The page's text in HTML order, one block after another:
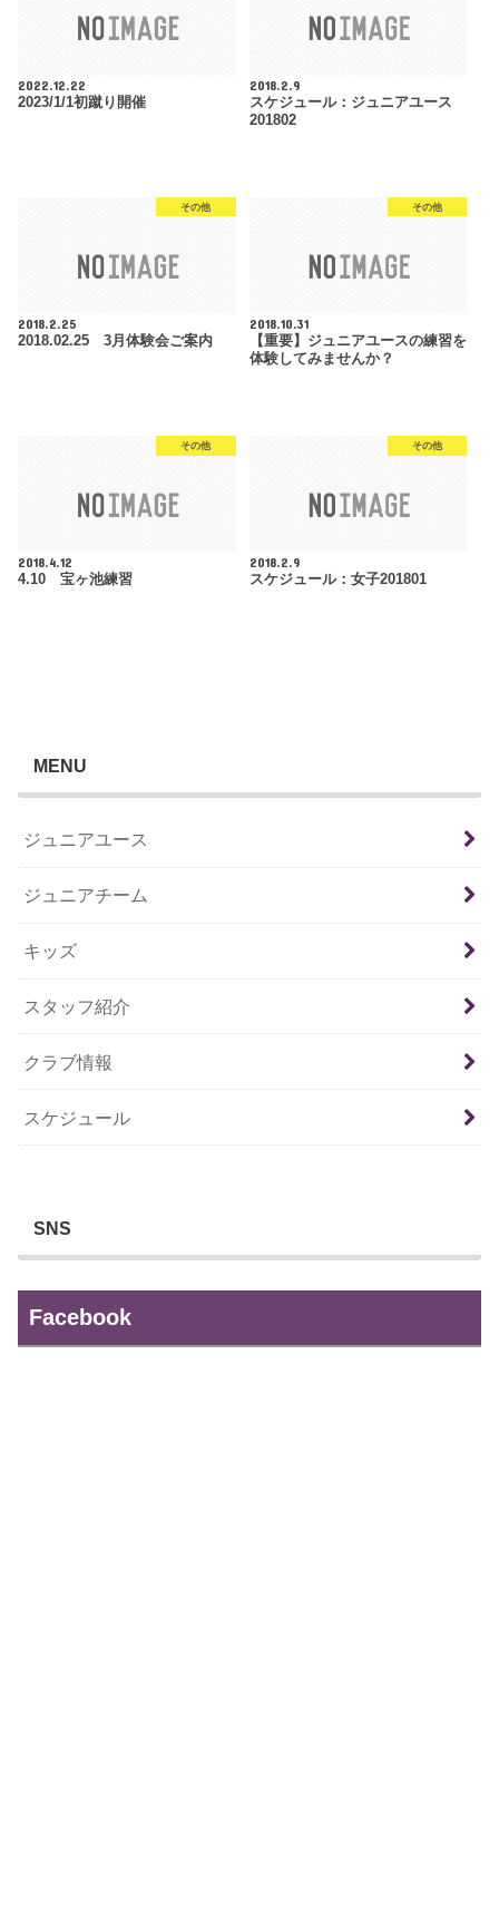
2022.12.22
2023/1/1初蹴り開催
2018.2.9
スケジュール：ジュニアユース
201802
その他
2018.2.25
2018.02.25 3月体験会ご案内
その他
2018.10.31
【重要】ジュニアユースの練習を
体験してみませんか？
その他
2018.4.12
4.10 宝ヶ池練習
その他
2018.2.9
スケジュール：女子201801
MENU
ジュニアユース
ジュニアチーム
キッズ
スタッフ紹介
クラブ情報
スケジュール
SNS
Facebook